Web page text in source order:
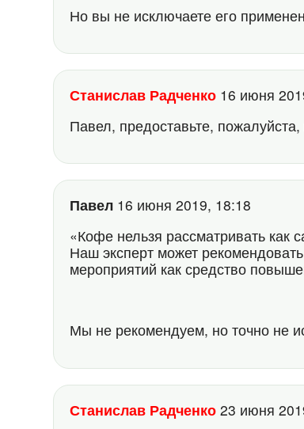
Но вы не исключаете его
Станислав Радченко 16 июня
Павел, предоставьте,
Павел 16 июня 2019, 18:18
«Кофе нельзя рассматривать как
Наш эксперт может
мероприятий как средство
Мы не рекомендуем, но точно не
Станислав Радченко 23 июня